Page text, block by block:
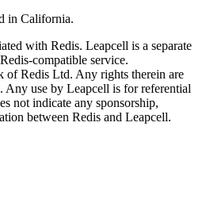
in California.
with Redis. Leapcell is a separate
compatible service.
of Redis Ltd. Any rights therein are
Any use by Leapcell is for referential
not indicate any sponsorship,
between Redis and Leapcell.